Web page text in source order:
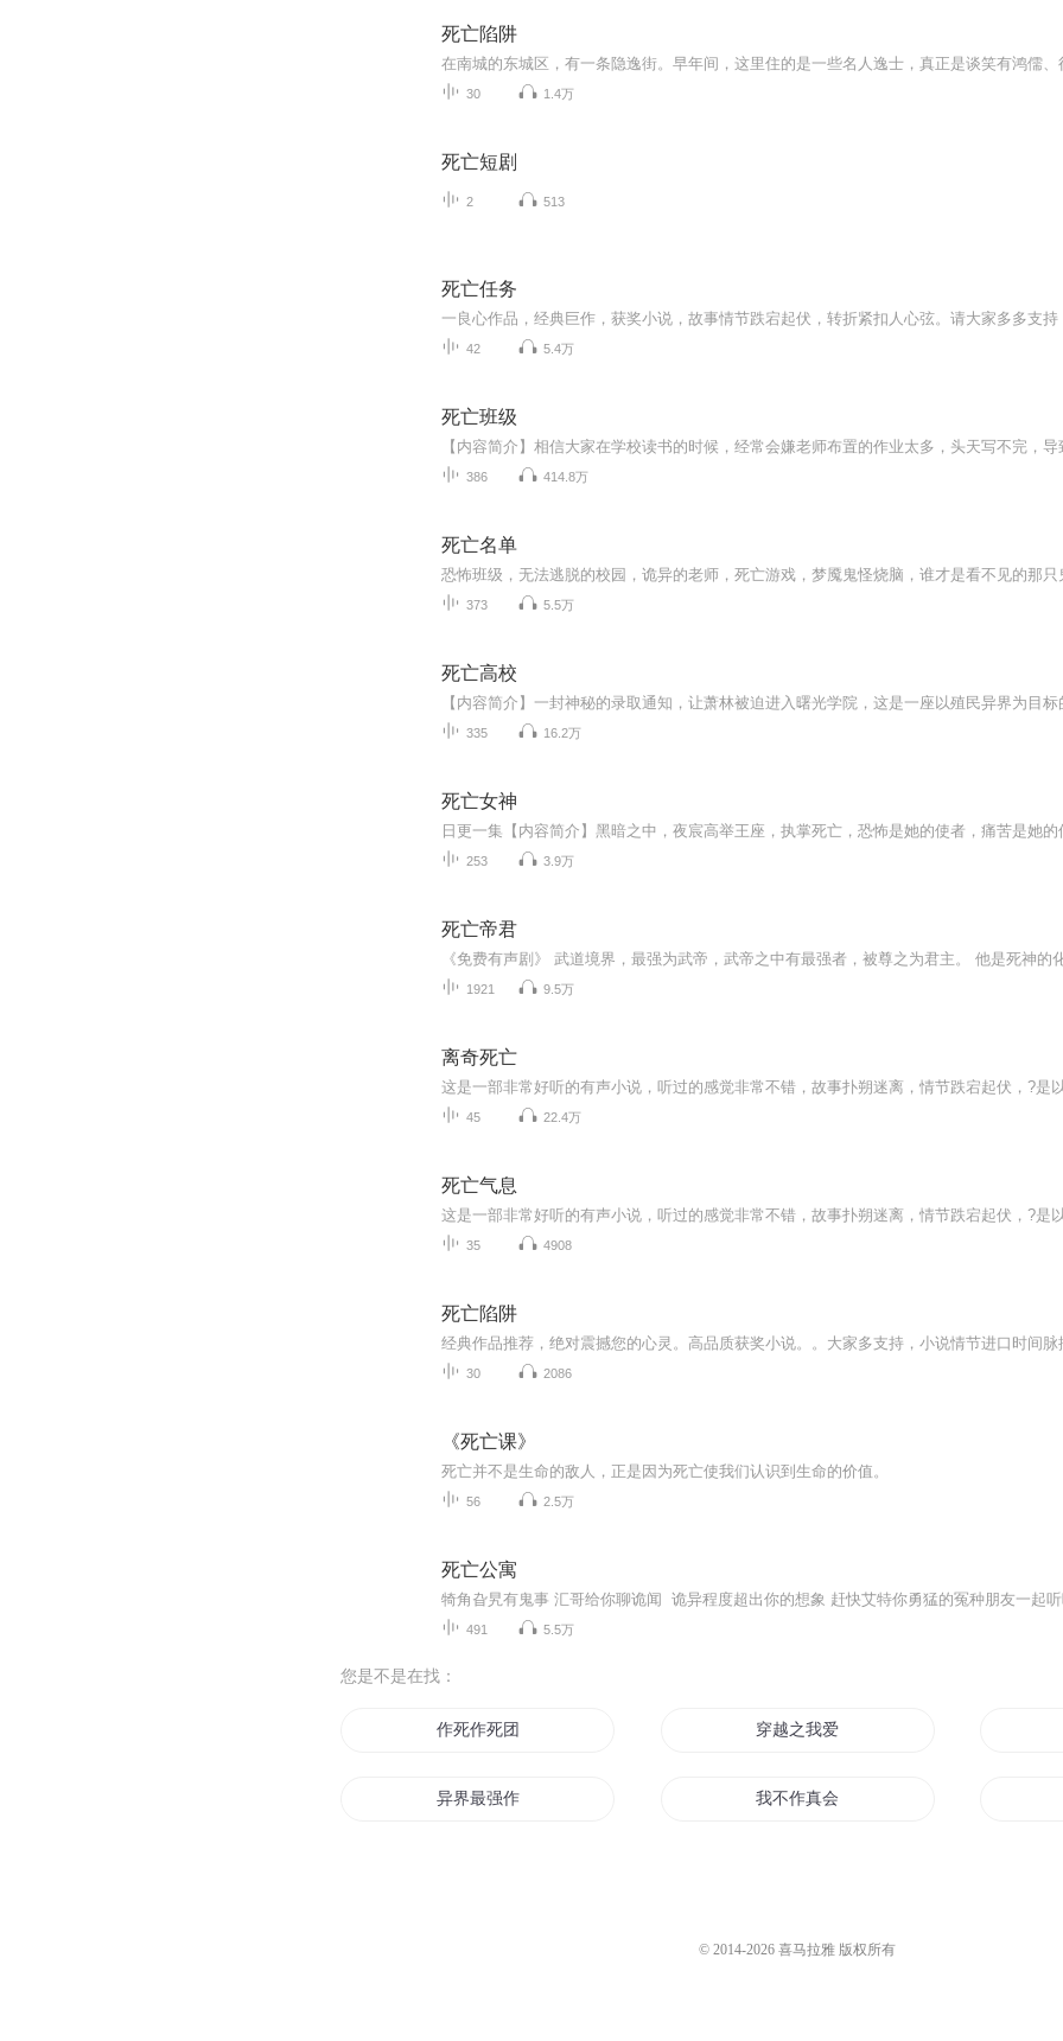
死亡陷阱
30 1.4万
死亡短剧
2 513
死亡任务
42 5.4万
死亡班级
386 414.8万
死亡名单
373 5.5万
死亡高校
335 16.2万
死亡女神
253 3.9万
死亡帝君
1921 9.5万
离奇死亡
45 22.4万
死亡气息
35 4908
死亡陷阱
30 2086
《死亡课》
死亡并不是生命的敌人，正是因为死亡使我们认识到生命的价值。
56 2.5万
死亡公寓
491 5.5万
您是不是在找：
作死作死团 穿越之我爱作死
异界最强作死 我不作真会死
© 2014-2026 喜马拉雅 版权所有